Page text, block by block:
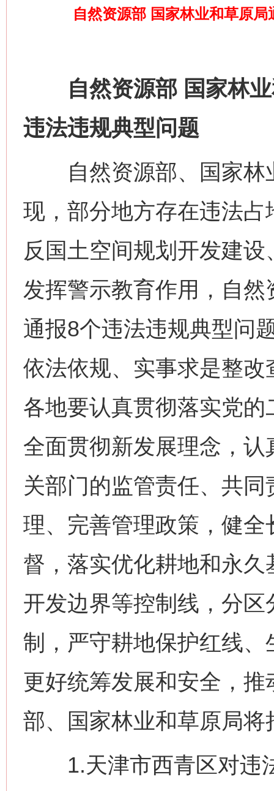
自然资源部 国家林业和草原
自然资源部 国家林业
违法违规典型问题
自然资源部、国家林
现，部分地方存在违法
反国土空间规划开发建
发挥警示教育作用，自
通报8个违法违规典型问
依法依规、实事求是整改
各地要认真贯彻落实党
全面贯彻新发展理念，
关部门的监管责任、共
理、完善管理政策，健
督，落实优化耕地和永
开发边界等控制线，分
制，严守耕地保护红线
更好统筹发展和安全，
部、国家林业和草原局
1.天津市西青区对违